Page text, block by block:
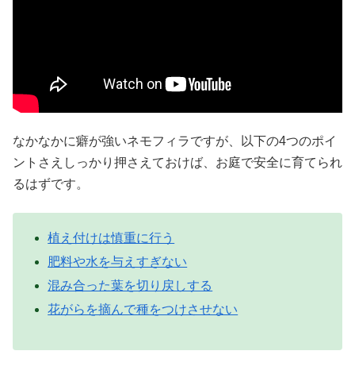
なかなかに癖が強いネモフィラですが、以下の4つのポイ
ントさえしっかり押さえておけば、お庭で安全に育てられ
るはずです。
植え付けは慎重に行う
肥料や水を与えすぎない
混み合った葉を切り戻しする
花がらを摘んで種をつけさせない